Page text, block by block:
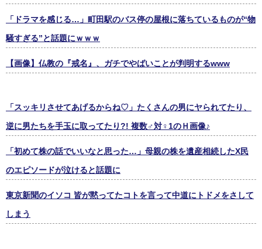
「ドラマを感じる…」町田駅のバス停の屋根に落ちているものが“物
騒すぎる”と話題にｗｗｗ
【画像】仏教の『戒名』、ガチでやばいことが判明するwww
「スッキリさせてあげるからね♡」たくさんの男にヤられてたり、
逆に男たちを手玉に取ってたり?! 複数♂対♀1のＨ画像♪
「初めて株の話でいいなと思った…」母親の株を遺産相続したX民
のエピソードが泣けると話題に
東京新聞のイソコ 皆が黙ってたコトを言って中道にトドメをさして
しまう